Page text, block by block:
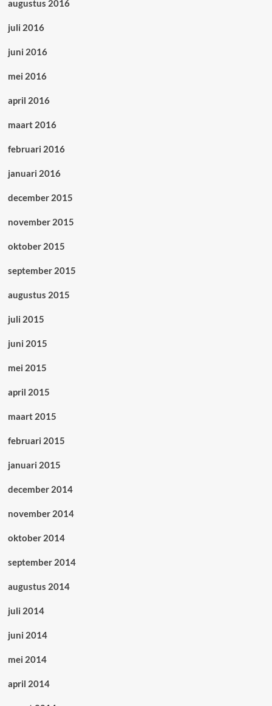
augustus 2016
juli 2016
juni 2016
mei 2016
april 2016
maart 2016
februari 2016
januari 2016
december 2015
november 2015
oktober 2015
september 2015
augustus 2015
juli 2015
juni 2015
mei 2015
april 2015
maart 2015
februari 2015
januari 2015
december 2014
november 2014
oktober 2014
september 2014
augustus 2014
juli 2014
juni 2014
mei 2014
april 2014